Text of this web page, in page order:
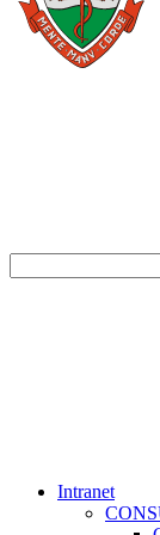
Intranet